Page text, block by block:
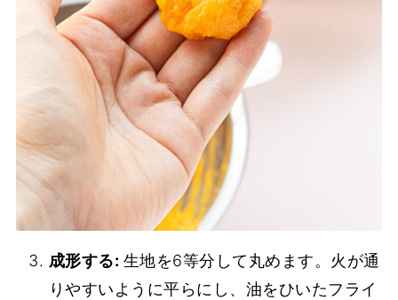
成形する: 生地を6等分して丸めます。火が通
りやすいように平らにし、油をひいたフライ